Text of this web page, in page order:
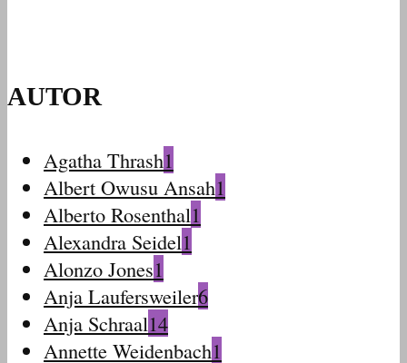
AUTOR
Agatha Thrash1
Albert Owusu Ansah1
Alberto Rosenthal1
Alexandra Seidel1
Alonzo Jones1
Anja Laufersweiler6
Anja Schraal14
Annette Weidenbach1